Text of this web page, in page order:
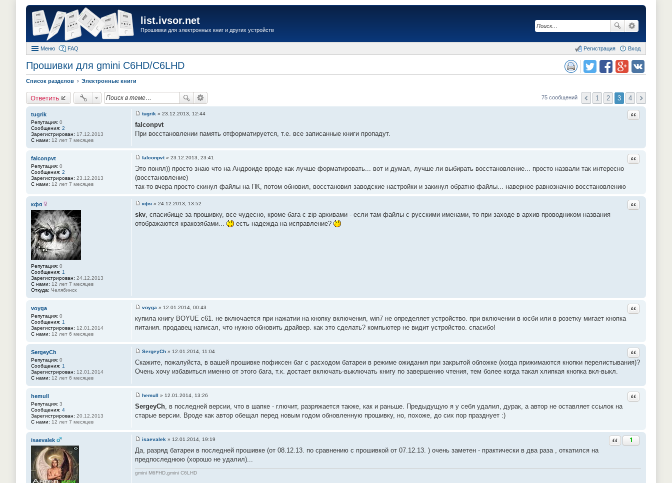
list.ivsor.net
Прошивки для электронных книг и других устройств
Меню FAQ Вход
Регистрация
Прошивки для gmini С6HD/C6LHD
Список разделов Электронные книги
Ответить 75 сообщений 1 2 3 4
tugrik
Репутация: 0
Сообщения: 2
Зарегистрирован: 17.12.2013
С нами: 12 лет 7 месяцев
Ответить с
о
б
е
и
#
4
tugrik » 23.12.2013, 12:44
falconpvt
При восстановлении память отформатируется, т.е. все записанные книги пропадут.
falconpvt
Репутация: 0
Сообщения: 2
Зарегистрирован: 23.12.2013
С нами: 12 лет 7 месяцев
Ответить с
о
б
щ
н
и
#
4
falconpvt» 23.12.2013, 23:41
Это понял)) просто знаю что на Андроиде вроде как лучше форматировать... вот и думал, лучше ли выбирать восстановление... просто назвали так интересно
(восстановление)
так-то вчера просто скинул файлы на ПК, потом обновил, восстановил заводские настройки и закинул обратно файлы... наверное равнозначно восстановлению
кфя
Репутация: 0
Сообщения: 1
Зарегистрирован: 24.12.2013
С нами: 12 лет 7 месяцев
Откуда: Челябинск
Ответить с
о
б
кфя » 24.12.2013, 13:52
skv, спасибище за прошивку, все чудесно, кроме бага с zip архивами - если там файлы с русскими именами, то при заходе в архив проводником названия
отображаются кракозябами...
есть надежда на исправление?
voyga
Репутация: 0
Сообщения: 1
Зарегистрирован: 12.01.2014
С нами: 12 лет 6 месяцев
Ответить с
о
б
и
#
4
voyga » 12.01.2014, 00:43
купила книгу BOYUE c61. не включается при нажатии на кнопку включения, win7 не определяет устройство. при включении в юсби или в розетку мигает кнопка
питания. продавец написал, что нужно обновить драйвер. как это сделать? компьютер не видит устройство. спасибо!
SergeyCh
Репутация: 0
Сообщения: 1
Зарегистрирован: 12.01.2014
С нами: 12 лет 6 месяцев
Ответить с
о
б
е
и
#
4
SergeyCh » 12.01.2014, 11:04
Скажите, пожалуйста, в вашей прошивке пофиксен баг с расходом батареи в режиме ожидания при закрытой обложке (когда прижимаются кнопки перелистывания)?
Очень хочу избавиться именно от этого бага, т.к. достает включать-выключать книгу по завершению чтения, тем более когда такая хлипкая кнопка вкл-выкл.
hemull
Репутация: 3
Сообщения: 4
Зарегистрирован: 20.12.2013
С нами: 12 лет 7 месяцев
Ответить с
о
б
и
#
4
hemull » 12.01.2014, 13:26
SergeyCh, в последней версии, что в шапке - глючит, разряжается также, как и раньше. Предыдущую я у себя удалил, дурак, а автор не оставляет ссылок на
старые версии. Вроде как автор обещал перед новым годом обновленную прошивку, но, похоже, до сих пор празднует :)
isaevalek Ответить с цитатой
1
о
б
щ
е
isaevalek » 12.01.2014, 19:19
Да, разряд батареи в последней прошивке (от 08.12.13. по сравнению с прошивкой от 07.12.13. ) очень заметен - практически в два раза , откатился на
предпоследнюю (хорошо не удалил)...
gmini M6FHD,gmini C6LHD